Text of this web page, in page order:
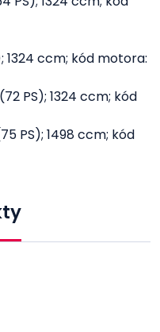
1324 ccm; kód motora:
PS); 1324 ccm; kód
PS); 1498 ccm; kód